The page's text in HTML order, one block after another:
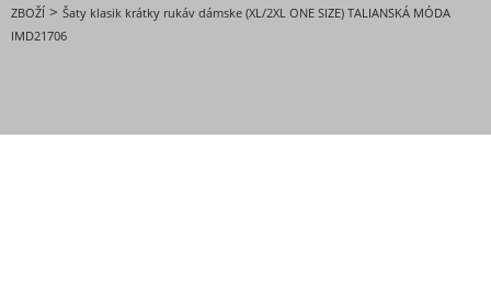
ZBOŽÍ > Šaty klasik krátky rukáv dámske (XL/2XL ONE SIZE) TALIANSKÁ MÓDA
IMD21706